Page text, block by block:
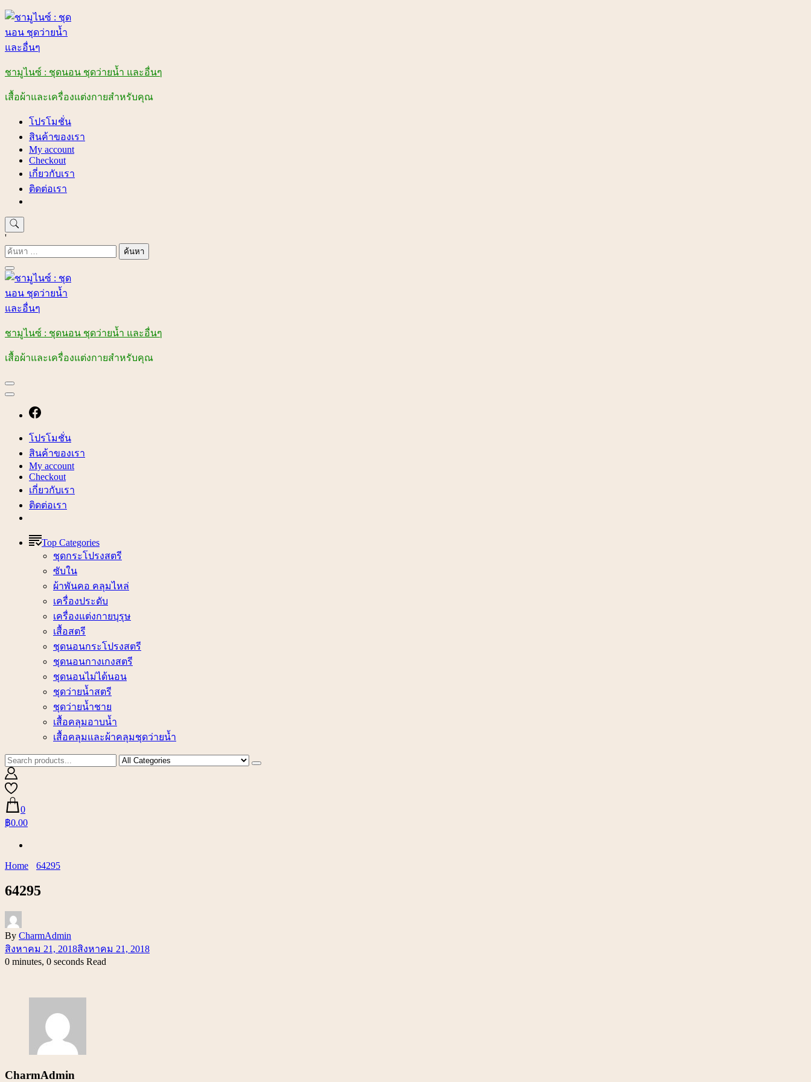
Skip
content
ชามูไนซ์ : ชุดนอน ชุดว่ายน้ำ และอื่นๆ
เสื้อผ้าและเครื่องแต่งกายสำหรับคุณ
โปรโมชั่น
สินค้าของเรา
My account
Checkout
เกี่ยวกับเรา
ติดต่อเรา
'
ค้นหา
สำหรับ:
ชามูไนซ์ : ชุดนอน ชุดว่ายน้ำ และอื่นๆ
เสื้อผ้าและเครื่องแต่งกายสำหรับคุณ
โปรโมชั่น
สินค้าของเรา
My account
Checkout
เกี่ยวกับเรา
ติดต่อเรา
Top Categories
ชุดกระโปรงสตรี
ซับใน
ผ้าพันคอ คลุมไหล่
เครื่องประดับ
เครื่องแต่งกายบุรุษ
เสื้อสตรี
ชุดนอนกระโปรงสตรี
ชุดนอนกางเกงสตรี
ชุดนอนไม่ได้นอน
ชุดว่ายน้ำสตรี
ชุดว่ายน้ำชาย
เสื้อคลุมอาบน้ำ
เสื้อคลุมและผ้าคลุมชุดว่ายน้ำ
0
฿0.00
Home 64295
64295
By CharmAdmin
สิงหาคม 21, 2018สิงหาคม 21, 2018
0 minutes, 0 seconds Read
CharmAdmin